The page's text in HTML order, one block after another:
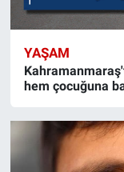
YAŞAM
hem çocuğuna